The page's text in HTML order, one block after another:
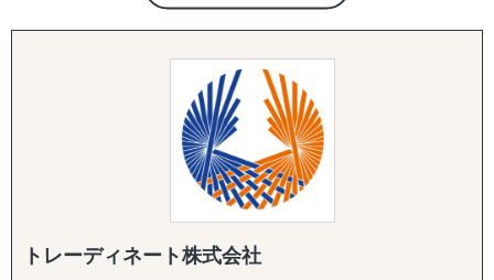
進出を考えている市場をマクロ的視点、ミクロ的視点から
調査・分析いたします。
潜在ニーズやトレンド、製品・サービスの適合性など、多
岐にわたる範囲に対応しております。
「どういった情報があれば、適切な事業判断が下せるの
か」といった姿勢を徹底しており、適切な情報を漏れなく
提供することができます。
市場調査では、有識者へのヒアリングなど多くのサービス
を展開しておりますが、貴社にとって適切な調査・分析を
ご提案させていただきます。
グロスペリティの特長は、**市場調査・戦略策定から、EC
構築・B2B営業代行・パートナー開拓・規制対応・物流ま
で、海外進出に必要な全工程をワンストップで提供する
「一気通貫の支援体制」**にあります。情報提供にとどま
らず、現地ネットワークを活用して「実際に売れる状態」
をつくるところまで、実行に踏み込んで伴走します。
1. 海外営業代行（B2B）
ターゲットリストの作成から、オンライン・現地でのアプ
ローチ、商談同席・クロージング、取引仲介スキームによ
一般的なコンサルティング会社とは一線を画す、現場共動
型の進出支援を提供します。
Visalはレポート提出だけではなく現地での実行、アドバイ
スではなく共同推進で、企業様の現地事業を成功まで導く
トレーディネート株式会社